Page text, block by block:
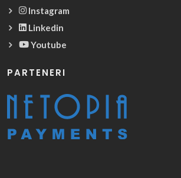
Instagram
Linkedin
Youtube
PARTENERI